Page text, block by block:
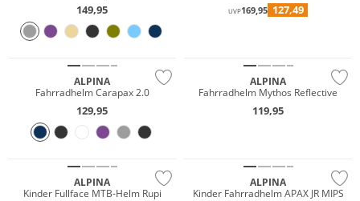
149,95 UVP169,95 127,49
Nur Online
ALPINA
Fahrradhelm Carapax 2.0
129,95
ALPINA
Fahrradhelm Mythos Reflective
119,95
Nur Online
ALPINA
Kinder Fullface MTB-Helm Rupi
ALPINA
Kinder Fahrradhelm APAX JR MIPS